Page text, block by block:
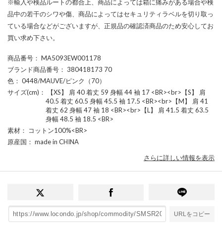
※輸入や検品ルートの都合上、商品によっては箱に痛みがある場合や検
品中の若干のシワや傷、商品によってはセキュリティラベルを切り取っ
ている場合などがございますが、正規品の確認済商品のため安心してお
買い求め下さい。
商品番号 ： MA5093EW001178
ブランド商品番号 ： 380418173 70
色 ： 0448/MAUVE/ピンク（70）
サイズ(cm) ： 【XS】 肩 40 着丈 59 身幅 44 袖 17 <BR><br>【S】 肩
40.5 着丈 60.5 身幅 45.5 袖 17.5 <BR><br>【M】 肩 41
着丈 62 身幅 47 袖 18 <BR><br>【L】 肩 41.5 着丈 63.5
身幅 48.5 袖 18.5 <BR>
素材 ： コットン100%<BR>
原産国 ： made in CHINA
さらに詳しい情報を表示
URLをコピー